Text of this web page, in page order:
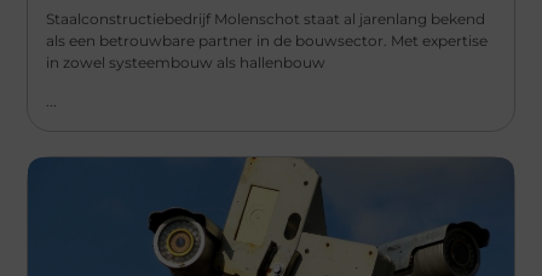
Staalconstructiebedrijf Molenschot staat al jarenlang bekend
als een betrouwbare partner in de bouwsector. Met expertise
in zowel systeembouw als hallenbouw
...